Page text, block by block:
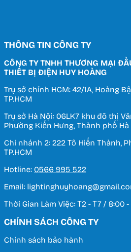
THÔNG TIN CÔNG TY
CÔNG TY TNHH THƯƠNG MẠI
THIẾT BỊ ĐIỆN HUY HOÀNG
Trụ sở chính HCM: 42/1A, Hoàng
TP.HCM
Trụ sở Hà Nội: 06LK7 khu đô thị
Phường Kiến Hưng, Thành phố Hà
Chi nhánh 2: 222 Tô Hiến Thành,
TP.HCM
Hotline: 0566 995 522
Email:
Thời Gian Làm Việc: T2 - T7 / 8:00 -
CHÍNH SÁCH CÔNG TY
Chính sách bảo hành